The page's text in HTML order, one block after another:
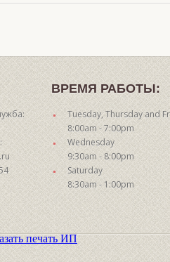
ВРЕМЯ РАБОТЫ:
Tuesday, Thursday and
8:00am - 7:00pm
Wednesday
9:30am - 8:00pm
Saturday
8:30am - 1:00pm
печать ИП